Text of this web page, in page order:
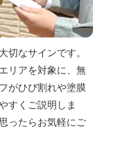
切なサインです。
リアを対象に、無
がひび割れや塗膜
すくご説明しま
ったらお気軽にご